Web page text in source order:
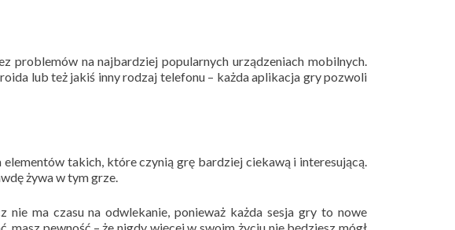
problemów na najbardziej popularnych urządzeniach mobilnych.
lub też jakiś inny rodzaj telefonu – każda aplikacja gry pozwoli
takich, które czynią grę bardziej ciekawą i interesującą.
żywa w tym grze.
nie ma czasu na odwlekanie, ponieważ każda sesja gry to nowe